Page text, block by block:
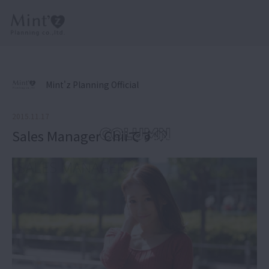
Mint'z Planning Official
Sales Manager Chiiです♡